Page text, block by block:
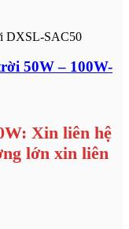
50W – 100W-
Xin liên hệ
lớn xin liên